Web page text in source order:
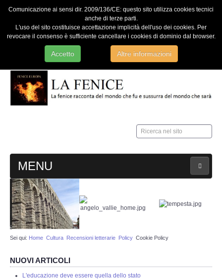
Comunicazione ai sensi dir. 2009/136/CE: questo sito utilizza cookies tecnici
anche di terze parti.
L'uso del sito costituisce accettazione implicità dell'uso dei cookies. Per
revocare il consenso è sufficiente cancellare i cookies di dominio dal browser.
Accetto Altre informazioni
Ricerca
nel
MENU
HOME
Contatti
Web Admin
Redazione
Sei qui: Home Cultura Recensioni letterarie Policy Cookie Policy
NUOVI ARTICOLI
L'educazione deve essere quella dello stato